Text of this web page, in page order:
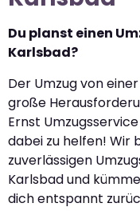
Du planst einen
Karlsbad?
Der Umzug von
große
Ernst
dabei zu helfen! Wir
zuverlässigen
Karlsbad und
dich entspannt